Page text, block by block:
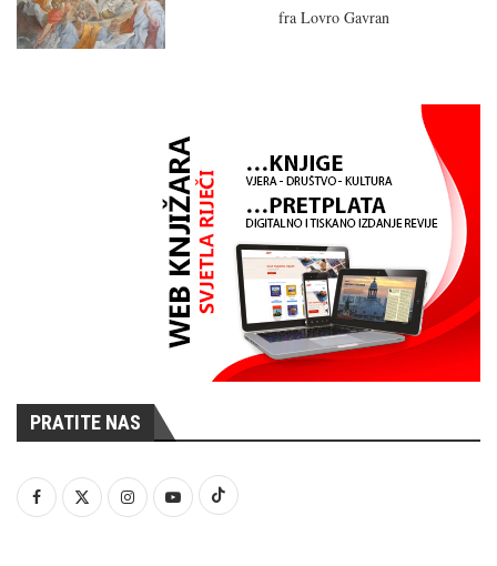
fra Lovro Gavran
PRATITE NAS